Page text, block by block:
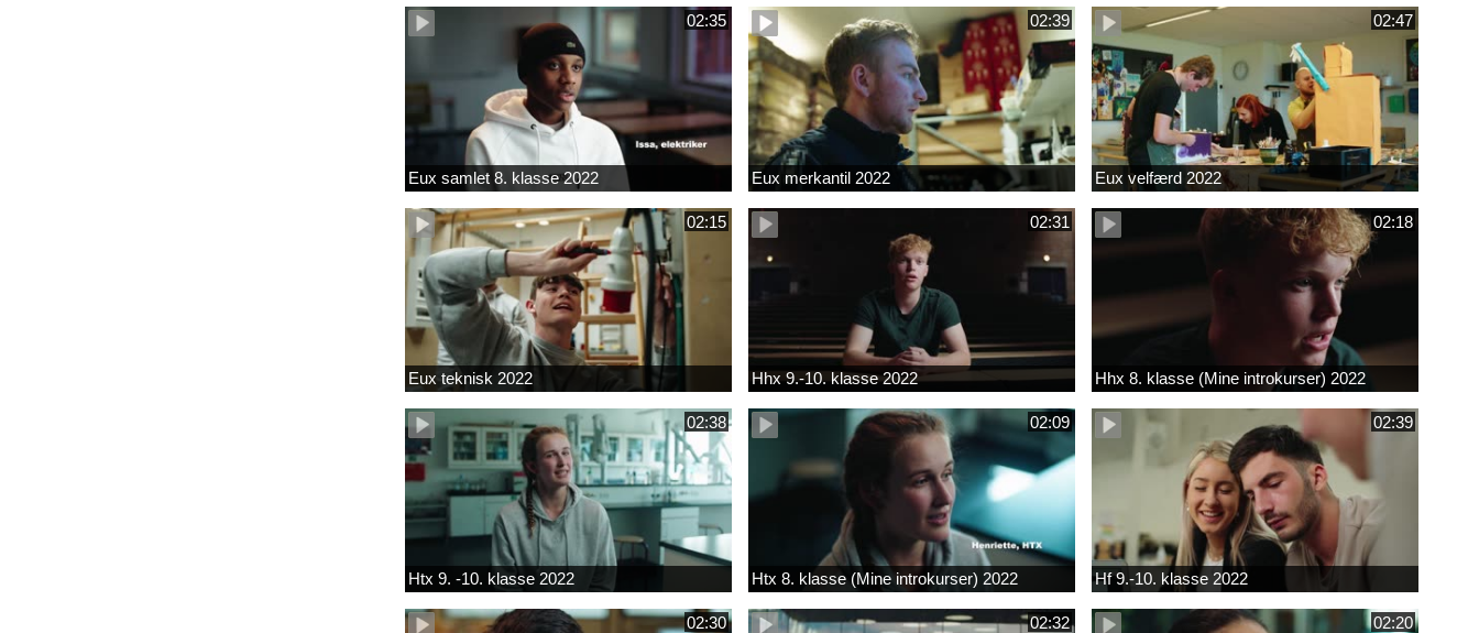
02:35
Eux samlet 8. klasse 2022
02:39
Eux merkantil 2022
02:47
Eux velfærd 2022
02:15
Eux teknisk 2022
02:31
Hhx 9.-10. klasse 2022
02:18
Hhx 8. klasse (Mine introkurser) 2022
02:38
Htx 9. -10. klasse 2022
02:09
Htx 8. klasse (Mine introkurser) 2022
02:39
Hf 9.-10. klasse 2022
02:30 02:32 02:20